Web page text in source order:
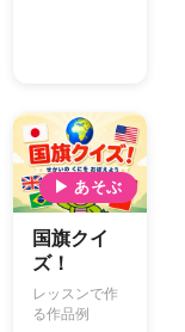
▶ あそぶ
国旗クイ
ズ！
レッスンで作
る作品例